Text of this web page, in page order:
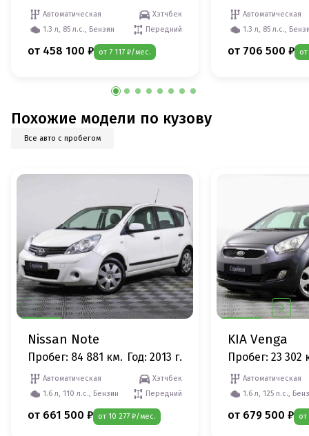
Автоматическая
Хэтчбек
1.3 л, 85 л.с., Бензин
Передний
от 458 100 ₽ от 7 117 ₽/мес.
Автоматическая
1.3 л, 85 л.с.,
от 706 500 ₽
Похожие модели по кузову
Все авто с пробегом
Nissan Note
Пробег: 84 881 км. Год: 2013 г.
Автоматическая
Хэтчбек
1.6 л, 110 л.с., Бензин
Передний
от 661 500 ₽ от 10 277 ₽/мес.
KIA Venga
Пробег: 23 302
Автоматическая
1.6 л, 125 л.с.,
от 679 500 ₽